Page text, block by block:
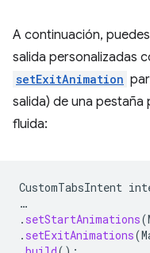
A continuación,
salida personalizadas
setExitAnimation
salida) de una pestaña
fluida:
CustomTabsIntent
…
. setStartAnimations(
. setExitAnimations(